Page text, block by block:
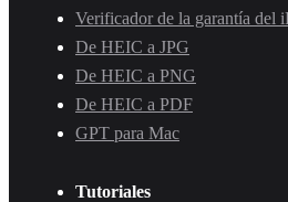
Verificador de la garantía del
De HEIC a JPG
De HEIC a PNG
De HEIC a PDF
GPT para Mac
Tutoriales